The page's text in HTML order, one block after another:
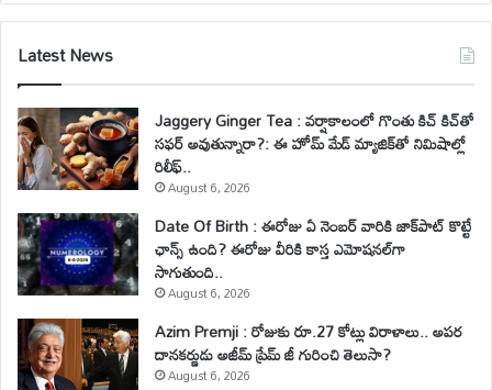
Latest News
Jaggery Ginger Tea : వర్షాకాలంలో గొంతు కిచ్ కిచ్‌తో
సఫర్ అవుతున్నారా?: ఈ హోమ్ మేడ్ మ్యాజిక్‌తో నిమిషాల్లో
రిలీఫ్..
August 6, 2026
Date Of Birth : ఈరోజు ఏ నెంబర్ వారికి జాక్‌పాట్ కొట్టే
ఛాన్స్ ఉంది? ఈరోజు వీరికి కాస్త ఎమోషనల్‌గా
సాగుతుంది..
August 6, 2026
Azim Premji : రోజుకు రూ.27 కోట్లు విరాళాలు.. అపర
దానకర్ణుడు అజీమ్ ప్రేమ్ జీ గురించి తెలుసా?
August 6, 2026